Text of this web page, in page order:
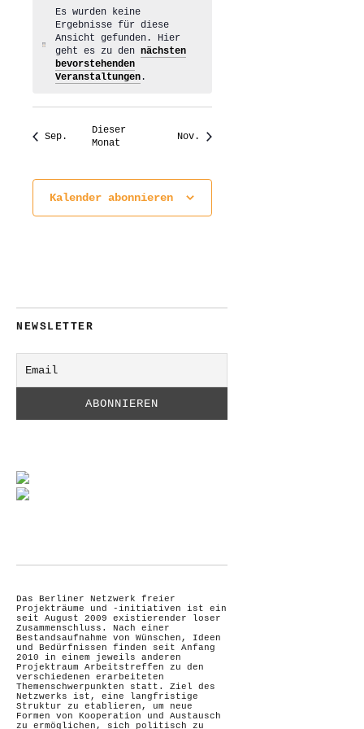
Hinweis
Es wurden keine
Ergebnisse für diese
Ansicht gefunden. Hier
geht es zu dennächsten
bevorstehenden
Veranstaltungen .
Sep.
Dieser
Monat
Nov.
Kalender abonnieren
NEWSLETTER
Das Berliner Netzwerk freier
Projekträume und -initiativen ist ein
seit August 2009 existierender loser
Zusammenschluss. Nach einer
Bestandsaufnahme von Wünschen, Ideen
und Bedürfnissen finden seit Anfang
2010 in einem jeweils anderen
Projektraum Arbeitstreffen zu den
verschiedenen erarbeiteten
Themenschwerpunkten statt. Ziel des
Netzwerks ist, eine langfristige
Struktur zu etablieren, um neue
Formen von Kooperation und Austausch
zu ermöglichen, sich politisch zu